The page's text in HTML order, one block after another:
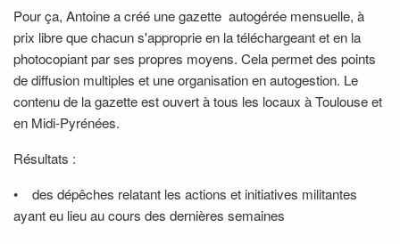
Pour ça, Antoine a créé une gazette autogérée mensuelle, à
prix libre que chacun s'approprie en la téléchargeant et en la
photocopiant par ses propres moyens. Cela permet des points
de diffusion multiples et une organisation en autogestion. Le
contenu de la gazette est ouvert à tous les locaux à Toulouse et
en Midi-Pyrénées.
Résultats :
• des dépêches relatant les actions et initiatives militantes
ayant eu lieu au cours des dernières semaines